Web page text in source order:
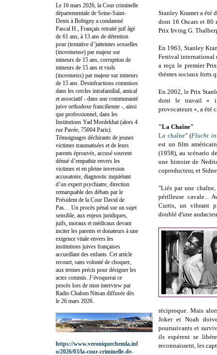
Stanley Kramer a été
dont 16 Oscars et
Prix Irving G.
En 1963, Stanley
Festival international
a reçu le premier
thèmes sociaux forts
En 2002, le Prix
dont le travail «
provocateurs », a été
"La Chaîne"
La chaîne" (Flucht
est un film
(1958), au scénario
une histoire de
coproducteur, et
"Liés par une
périlleuse cavale...
Curtis, un vibrant
doublé d'une
réciproque. Mais
Joker et Noah
poursuivants et
ils espèrent se
reconnaissent, les
Le 16 mars 2026, la Cour criminelle
départementale de Seine-Saint-
Denis à Bobigny a condamné
Pascal H., Français retraité juif âgé
de 61 ans, à 13 ans de détention
pour (tentative d’)atteintes sexuelles
(incestueuse) par majeur sur
mineurs de 15 ans, corruption de
mineurs de 15 ans et viols
(incestueux) par majeur sur mineurs
de 15 ans. Desinfractions commises
dans les cercles intrafamilial, amical
et associatif - dans une communauté
juive orthodoxe francilienne -, ainsi
que professionnel, dans les
Institutions Yad Mordekhaï (alors 4
rue Pavée, 75004 Paris).
Témoignages déchirants de jeunes
victimes traumatisées et de leurs
parents éprouvés, accusé souvent
dénué d’empathie envers les
victimes et en pleine inversion
accusatoire, diagnostic inquiétant
d’un expert psychiatre, direction
remarquable des débats par le
Président de la Cour David de
Pas… Un procès pénal sur un sujet
sensible, aux enjeux juridiques,
juifs, moraux et médicaux devant
inciter les parents et donateurs à une
exigence vitale envers les
institutions juives françaises
accueillant des enfants. Cet article
recourt, sans volonté de choquer,
aux termes précis pour désigner les
actes commis. J’évoquerai ce
procès lors de mon interview par
Radio Chalom Nitsan diffusée dès
le 26 mars 2026.
https://www.veroniquechemla.inf
o/2026/03/la-cour-criminelle-de-